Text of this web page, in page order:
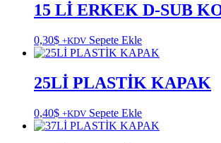
15 Lİ ERKEK D-SUB
0,30$ +KDV Sepete Ekle
25Lİ PLASTİK KAPAK
0,40$ +KDV Sepete Ekle